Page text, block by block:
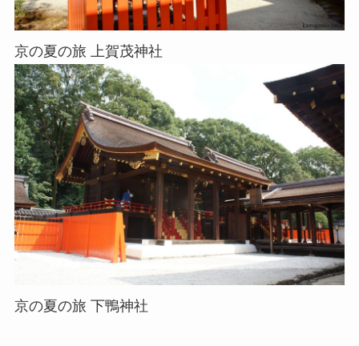
京の夏の旅 上賀茂神社
京の夏の旅 下鴨神社